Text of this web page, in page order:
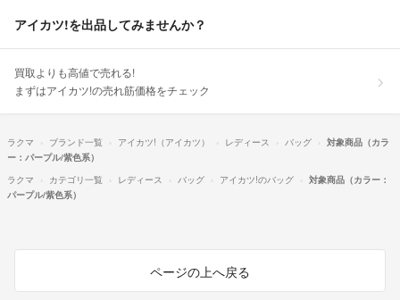
アイカツ!を出品してみませんか？
買取よりも高値で売れる!
まずはアイカツ!の売れ筋価格をチェック
ラクマ ブランド一覧 アイカツ!（アイカツ） レディース バッグ
対象商品（カラ
ー：パープル/紫色系）
ラクマ
カテゴリ一覧 レディース バッグ アイカツ!のバッグ
対象商品（カラー：
パープル/紫色系）
ページの上へ戻る